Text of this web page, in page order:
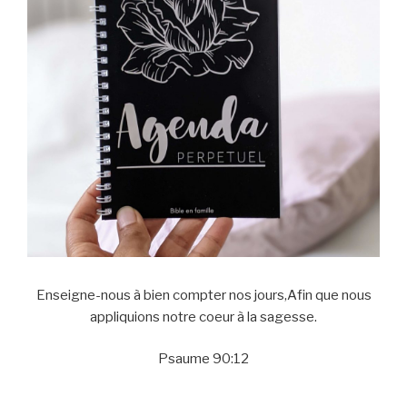
Enseigne-nous à bien compter nos jours,Afin que nous
appliquions notre coeur à la sagesse.
Psaume 90:12